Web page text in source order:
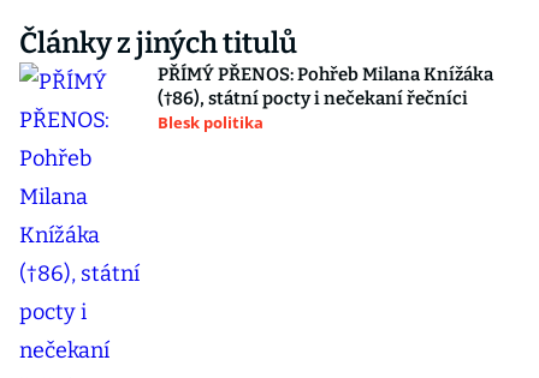
Články z jiných titulů
PŘÍMÝ PŘENOS: Pohřeb Milana Knížáka
(†86), státní pocty i nečekaní řečníci
Blesk politika